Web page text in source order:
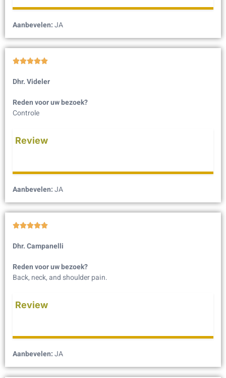
Aanbevelen:JA

Dhr. Videler
Reden voor uw bezoek?
Controle
Review
Aanbevelen:JA

Dhr. Campanelli
Reden voor uw bezoek?
Back, neck, and shoulder pain.
Review
Aanbevelen:JA